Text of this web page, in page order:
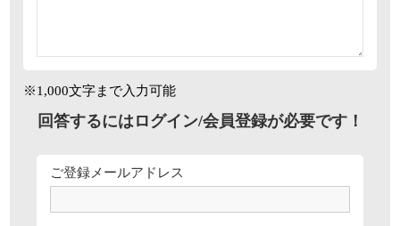
※1,000文字まで入力可能
回答するにはログイン/会員登録が必要です！
ご登録メールアドレス